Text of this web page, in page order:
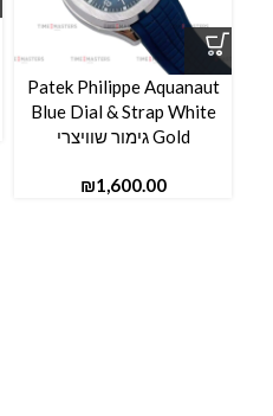
Patek Philippe Aquanaut
Blue Dial & Strap White
Gold גימור שוויצרי
₪